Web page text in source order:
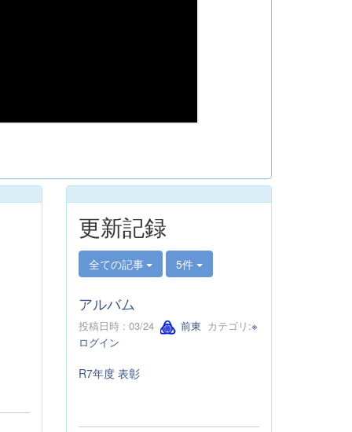
更新記録
全ての記事 5件
アルバム
投稿日時 : 03/24 前東 カテゴリ:※
ログイン
R7年度 表彰